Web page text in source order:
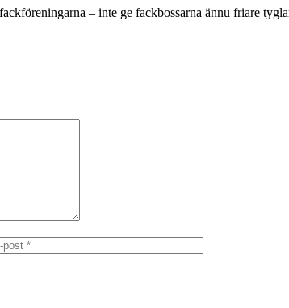
– inte ge fackbossarna ännu friare